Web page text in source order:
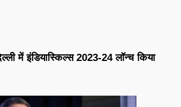
में इंडियास्किल्स 2023-24 लॉन्च किया